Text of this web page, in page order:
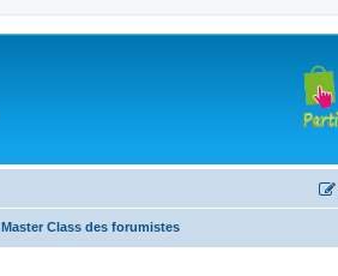
Master Class des forumistes